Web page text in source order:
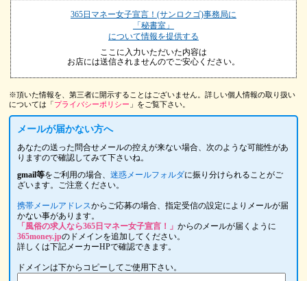
365日マネー女子宣言！(サンロクゴ)事務局に
「秘書室」
について情報を提供する
ここに入力いただいた内容は
お店には送信されませんのでご安心ください。
※頂いた情報を、第三者に開示することはございません。詳しい個人情報の取り扱い
については「プライバシーポリシー 」をご覧下さい。
メールが届かない方へ
あなたの送った問合せメールの控えが来ない場合、次のような可能性があ
りますので確認してみて下さいね。
gmail等をご利用の場合、迷惑メールフォルダに振り分けられることがご
ざいます。ご注意ください。
携帯メールアドレスからご応募の場合、指定受信の設定によりメールが届
かない事があります。
「風俗の求人なら365日マネー女子宣言！」からのメールが届くように
365money.jpのドメインを追加してください。
詳しくは下記メーカーHPで確認できます。
ドメインは下からコピーしてご使用下さい。